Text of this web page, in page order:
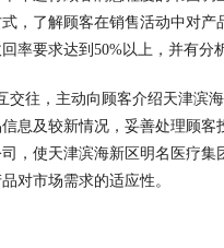
，了解顾客在销售活动中对产
率要求达到50%以上，并有分
交往，主动向顾客介绍天津滨
息及较新情况，妥善处理顾客
，使天津滨海新区明名医疗集
对市场需求的适应性。